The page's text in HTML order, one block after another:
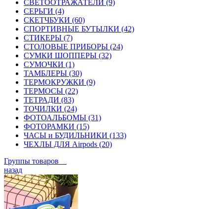
СВЕТООТРАЖАТЕЛИ (9)
СЕРЬГИ (4)
СКЕТЧБУКИ (60)
СПОРТИВНЫЕ БУТЫЛКИ (42)
СТИКЕРЫ (7)
СТОЛОВЫЕ ПРИБОРЫ (24)
СУМКИ ШОППЕРЫ (32)
СУМОЧКИ (1)
ТАМБЛЕРЫ (30)
ТЕРМОКРУЖКИ (9)
ТЕРМОСЫ (22)
ТЕТРАДИ (83)
ТОЧИЛКИ (24)
ФОТОАЛЬБОМЫ (31)
ФОТОРАМКИ (15)
ЧАСЫ и БУДИЛЬНИКИ (133)
ЧЕХЛЫ ДЛЯ Airpods (20)
Группы товаров
назад